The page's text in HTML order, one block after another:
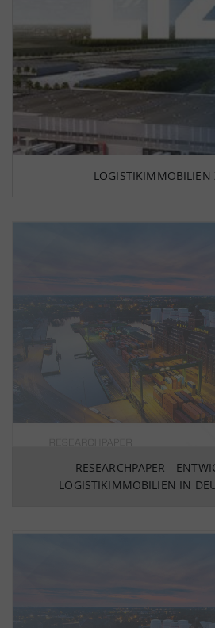
LOGISTIKIMMOBILIEN
RESEARCHPAPER -
LOGISTIKIMMOBILIEN IN